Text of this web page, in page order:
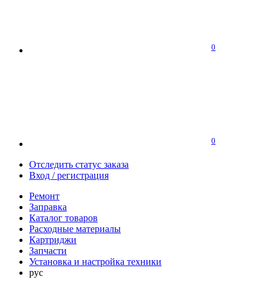
0
0
Отследить статус заказа
Вход / регистрация
Ремонт
Заправка
Каталог товаров
Расходные материалы
Картриджи
Запчасти
Установка и настройка техники
рус